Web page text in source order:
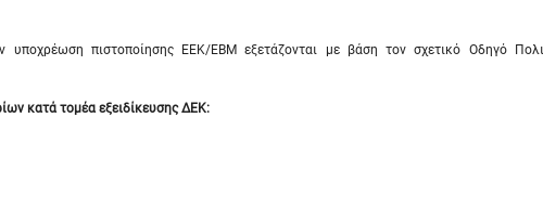
υποχρέωση πιστοποίησης ΕΕΚ/ΕΒΜ εξετάζονται με βάση τον σχετικό Οδηγό
κατά τομέα εξειδίκευσης ΔΕΚ: